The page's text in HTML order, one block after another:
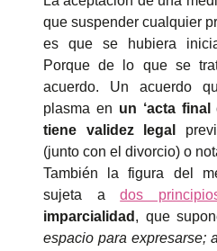
que suspender cualquier
es que se hubiera
Porque de lo que se
acuerdo. Un acuerdo
plasma en un ‘acta final
tiene validez legal
(junto con el divorcio) o
También la figura del
sujeta ados
imparcialidad , que
espacio para expresarse;